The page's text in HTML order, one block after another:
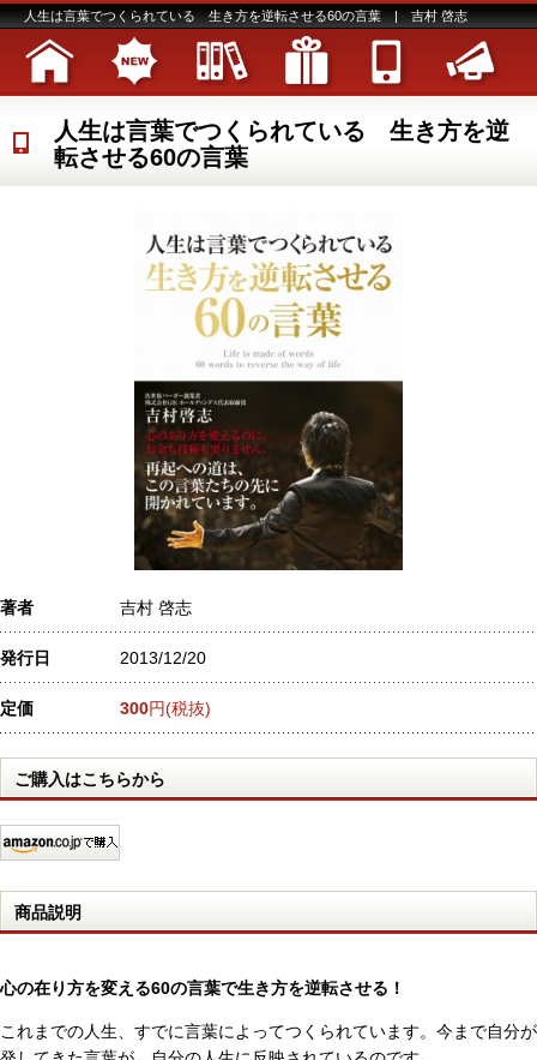
人生は言葉でつくられている 生き方を逆転させる60の言葉 | 吉村 啓志
人生は言葉でつくられている 生き方を逆
転させる60の言葉
著者 吉村 啓志
発行日 2013/12/20
定価 300円(税抜)
ご購入はこちらから
商品説明
心の在り方を変える60の言葉で生き方を逆転させる！
これまでの人生、すでに言葉によってつくられています。今まで自分が